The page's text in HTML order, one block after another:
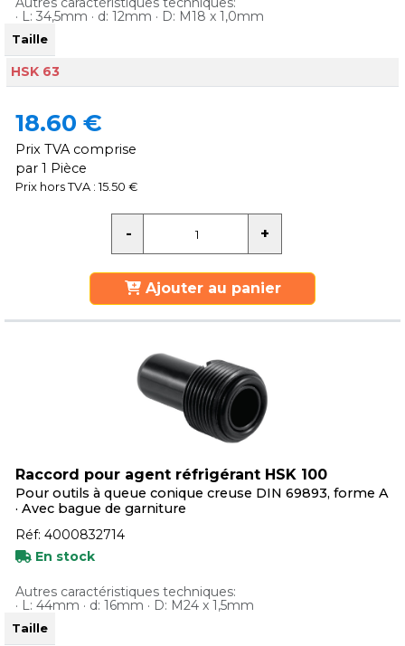
· L: 34,5mm · d: 12mm · D: M18 x 1,0mm
Taille
HSK 63
18.60 €
Prix TVA comprise
par 1 Pièce
Prix hors TVA : 15.50 €
Ajouter au panier
Raccord pour agent réfrigérant HSK 100
Pour outils à queue conique creuse DIN 69893, forme A
· Avec bague de garniture
Réf: 4000832714
En stock
Autres caractéristiques techniques:
· L: 44mm · d: 16mm · D: M24 x 1,5mm
Taille